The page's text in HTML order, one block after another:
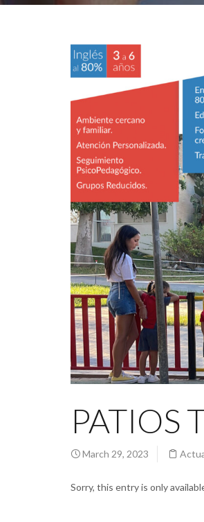
PATIOS
March 29, 2023
Sorry, this entry is only